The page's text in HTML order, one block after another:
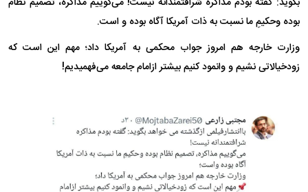
بوده وحکیمِ ما نسبت به ذات آمریکا آگاه بوده و است.
وزارت خارجه هم امروز جواب محکمی به آمریکا داد؛ مهم این است که
زودخیالاتی نشیم و وانمود کنیم بیشتر ازامام جامعه می‌فهمیدیم!